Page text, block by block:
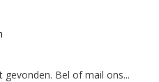
gevonden. Bel of mail ons...